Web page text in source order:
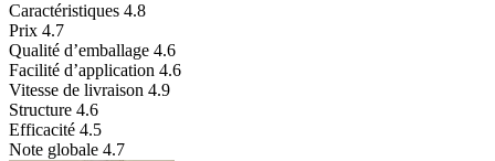
Caractéristiques 4.8
Prix 4.7
Qualité d’emballage 4.6
Facilité d’application 4.6
Vitesse de livraison 4.9
Structure 4.6
Efficacité 4.5
Note globale 4.7